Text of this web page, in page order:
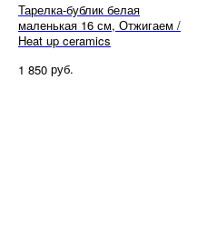
Тарелка-бублик белая
маленькая 16 см, Отжигаем /
Heat up ceramics
1 850 руб.